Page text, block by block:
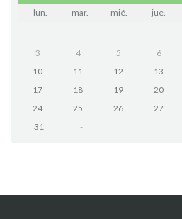
lun. mar. mié. jue.
- - - -
3
4 5 6
10
11 12 13
17
18 19 20
24
25 26 27
31
-